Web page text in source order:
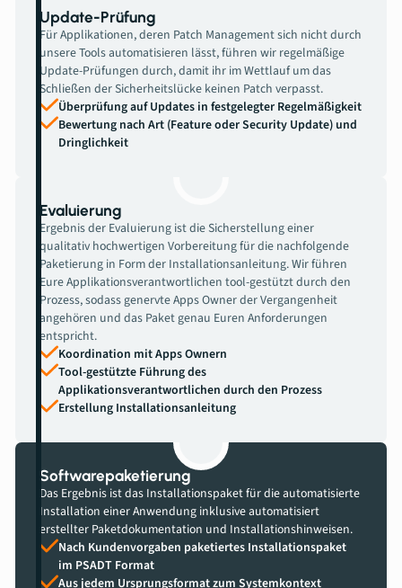
Update-Prüfung
Für Applikationen, deren Patch Management sich nicht durch
unsere Tools automatisieren lässt, führen wir regelmäßige
Update-Prüfungen durch, damit ihr im Wettlauf um das
Schließen der Sicherheitslücke keinen Patch verpasst.
Überprüfung auf Updates in festgelegter Regelmäßigkeit
Bewertung nach Art (Feature oder Security Update) und
Dringlichkeit
Evaluierung
Ergebnis der Evaluierung ist die Sicherstellung einer
qualitativ hochwertigen Vorbereitung für die nachfolgende
Paketierung in Form der Installationsanleitung. Wir führen
Eure Applikationsverantwortlichen tool-gestützt durch den
Prozess, sodass genervte Apps Owner der Vergangenheit
angehören und das Paket genau Euren Anforderungen
entspricht.
Koordination mit Apps Ownern
Tool-gestützte Führung des
Applikationsverantwortlichen durch den Prozess
Erstellung Installationsanleitung
Softwarepaketierung
Das Ergebnis ist das Installationspaket für die automatisierte
Installation einer Anwendung inklusive automatisiert
erstellter Paketdokumentation und Installationshinweisen.
Nach Kundenvorgaben paketiertes Installationspaket
im PSADT Format
Aus jedem Ursprungsformat zum Systemkontext